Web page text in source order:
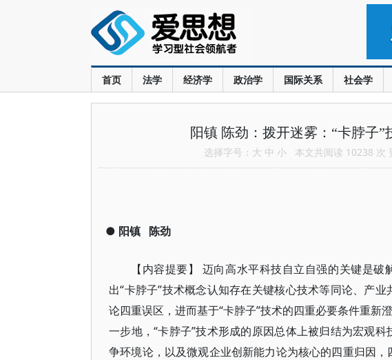
首页 法学 经济学 政治学 国际关系 社会学
阳镇 陈劲：拨开迷雾：“卡脖子
选择字号： 大 中 小 本文共阅读 10238 次
● 阳镇 陈劲
【内容提要】 迈向高水平科技自立自强的关键是
出“卡脖子”技术概念认知存在关键核心技术等同论、产
论四重误区，进而基于“卡脖子”技术的四重必要条件重新
一步地，“卡脖子”技术形成的原因总体上被归结为宏观
争环境论，以及微观企业创新能力论为核心的四重归因